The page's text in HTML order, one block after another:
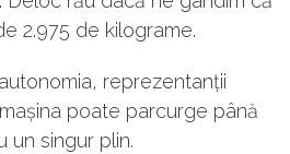
2.975 de kilograme.
reprezentanții
poate parcurge până
un singur plin.